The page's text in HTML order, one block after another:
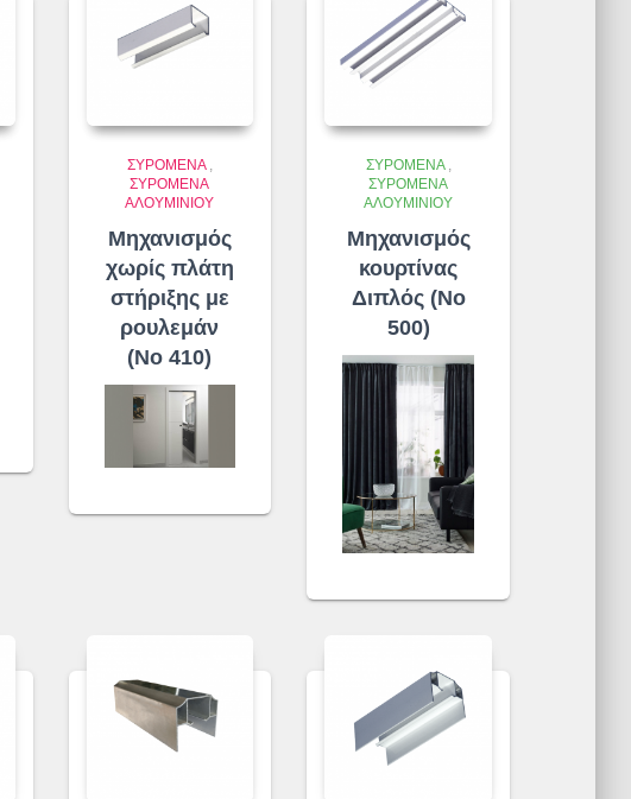
ΣΥΡΌΜΕΝΑ,
ΣΥΡΌΜΕΝΑ
ΑΛΟΥΜΙΝΊΟΥ
Μηχανισμός
χωρίς πλάτη
στήριξης με
ρουλεμάν
(No 410)
ΣΥΡΌΜΕΝΑ,
ΣΥΡΌΜΕΝΑ
ΑΛΟΥΜΙΝΊΟΥ
Μηχανισμός
κουρτίνας
Διπλός (No
500)